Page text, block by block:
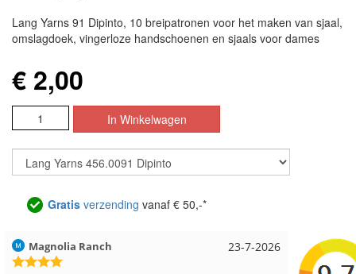
Lang Yarns 91 Dipinto, 10 breipatronen voor het maken van sjaal,
omslagdoek, vingerloze handschoenen en sjaals voor dames
€ 2,00
Gratis verzending vanaf € 50,-*
17-7-2026
Hilde uit Loyers Loes uit